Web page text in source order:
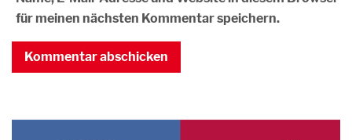
für meinen nächsten Kommentar speichern.